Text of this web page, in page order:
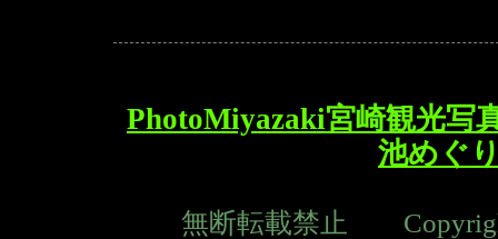
PhotoMiyazaki宮崎観光写
池めぐ
無断転載禁止